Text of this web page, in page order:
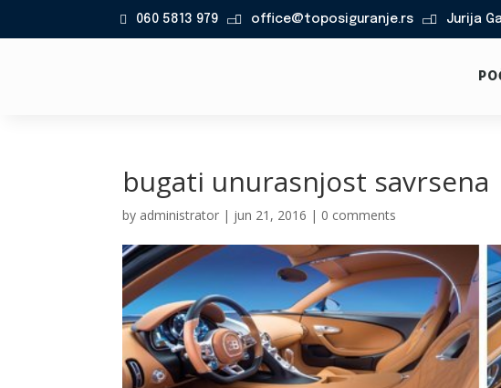
060 5813 979  office@toposiguranje.rs  Jurija
bugati unurasnjost savrsena
by administrator | jun 21, 2016 | 0 comments